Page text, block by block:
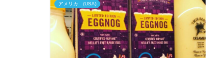
アメリカ (USA)